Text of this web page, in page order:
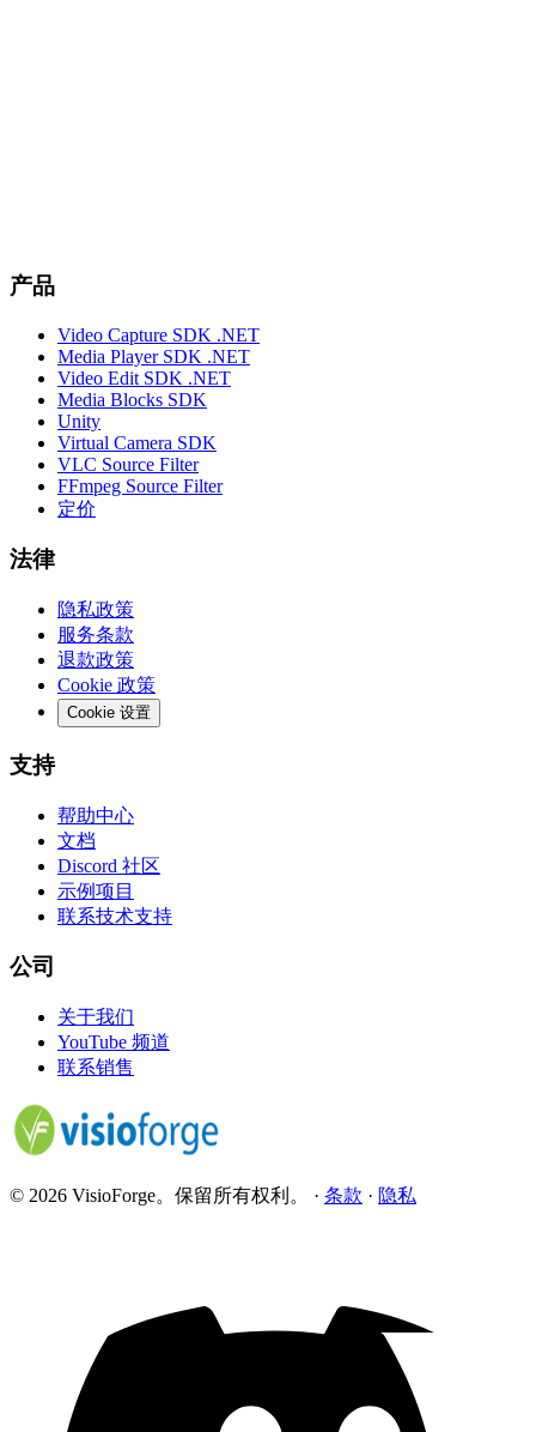
产品
Video Capture SDK .NET
Media Player SDK .NET
Video Edit SDK .NET
Media Blocks SDK
Unity
Virtual Camera SDK
VLC Source Filter
FFmpeg Source Filter
定价
法律
隐私政策
服务条款
退款政策
Cookie 政策
Cookie 设置
支持
帮助中心
文档
Discord 社区
示例项目
联系技术支持
公司
关于我们
YouTube 频道
联系销售
© 2026 VisioForge。保留所有权利。 · 条款 · 隐私